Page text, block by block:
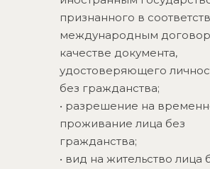
признанного в
международным
качестве документа,
удостоверяющего
без гражданства;
• разрешение на
проживание лица без
гражданства;
• вид на жительство лица